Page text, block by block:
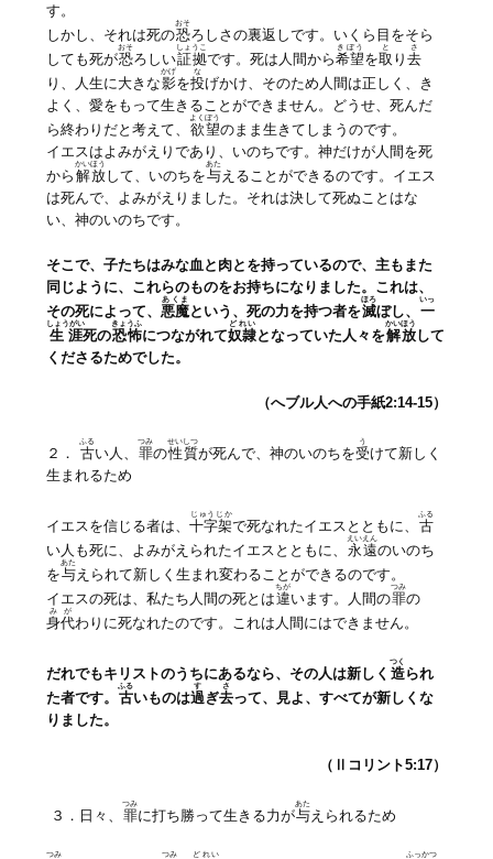
す。
しかし、それは死の恐
おそ
ろしさの裏返しです。いくら目をそら
しても死が恐
おそ
ろしい証拠
しょうこ
です。死は人間から希望
きぼう
を取
と
り去
さ
り、人生に大きな影
かげ
を投
な
げかけ、そのため人間は正しく、き
よく、愛をもって生きることができません。どうせ、死んだ
ら終わりだと考えて、 欲望
よくぼう
のまま生きてしまうのです。
イエスはよみがえりであり、いのちです。神だけが人間を死
から 解放
かいほう
して、いのちを与
あた
えることができるのです。イエス
は死んで、よみがえりました。それは決して死ぬことはな
い、神のいのちです。
そこで、子たちはみな血と肉とを持っているので、主もまた
同じように、これらのものをお持ちになりました。これは、
その死によって、悪魔
あくま
という、死の力を持つ者を滅
ほろ
ぼし、 一
いっ
生涯
しょうがい
死の恐怖
きょうふ
につながれて奴隷
どれい
となっていた人々を解放
かいほう
して
くださるためでした。
（へブル人への手紙2:14-15）
２． 古
ふる
い人、 罪
つみ
の性質
せいしつ
が死んで、神のいのちを受
う
けて新しく
生まれるため
イエスを信じる者は、十字架
じゅうじか
で死なれたイエスとともに、 古
ふる
い人も死に、よみがえられたイエスとともに、 永遠
えいえん
のいのち
を与
あた
えられて新しく生まれ変わることができるのです。
イエスの死は、私たち人間の死とは違
ちが
います。人間の罪
つみ
の
身代
みが
わりに死なれたのです。これは人間にはできません。
だれでもキリストのうちにあるなら、その人は新しく 造
つく
られ
た者です。 古
ふる
いものは過
す
ぎ去
さ
って、見よ、すべてが新しくな
りました。
（Ⅱコリント5:17）
３．日々、 罪
つみ
に打ち勝って生きる力が与
あた
えられるため
つみ つみ どれい ふっかつ